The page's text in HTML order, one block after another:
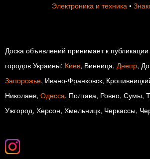
Электроника и техника •
Доска объявлений принимает к
городов Украины: Киев, Винница, Днепр,
Запорожье, Ивано-Франковск,
Николаев, Одесса, Полтава, Ровно, Сумы,
Ужгород, Херсон, Хмельницк, Черкассы,